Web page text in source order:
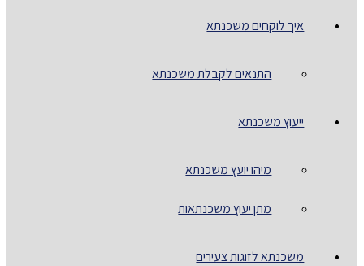
איך לוקחים משכנתא
התנאים לקבלת משכנתא
ייעוץ משכנתא
מיהו יועץ משכנתא
מתן יעוץ משכנתאות
משכנתא לזוגות צעירים